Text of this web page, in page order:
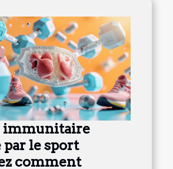
immunitaire
le sport
comment